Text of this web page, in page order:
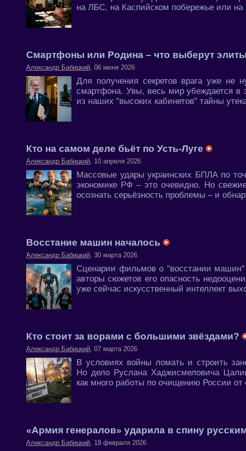
на ЛБС, на Каспийском побережье или на
Смартфоны или Родина – что выберут
Александр Бабицкий, 06 июня 2026
Для получения секретов врага уже не
смартфона. Увы, весь мир убеждается
из наших "высоких кабинетов" тайны
Кто на самом деле бьёт по Усть-Луге
Александр Бабицкий, 10 апреля 2026
Массовые удары украинских БПЛА по
экономике РФ – это очевидно. Но
осознать серьёзность проблемы – и
Восстание машин началось
Александр Бабицкий, 30 марта 2026
Сценарии фильмов о "восстании машин"
авторы сюжетов его опасность
уже сейчас искусственный интеллект
Кто стоит за ворами с большими звёздами?
Александр Бабицкий, 07 марта 2026
В условиях войны ломать и строить
Но дело Руслана Хаджисмеловича
как много работы по очищению России от
«Армия генералов» ударила в спину
Александр Бабицкий, 18 февраля 2026